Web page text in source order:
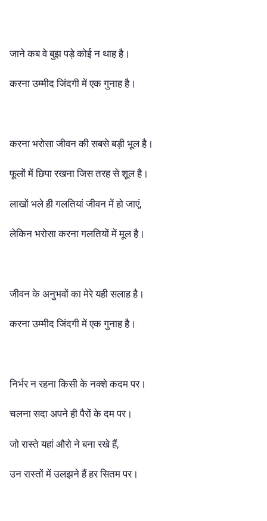
जाने कब वे बुझ पड़े कोई न थाह है।
करना उम्मीद जिंदगी में एक गुनाह है।
करना भरोसा जीवन की सबसे बड़ी भूल है।
फूलों में छिपा रखना जिस तरह से शूल है।
लाखों भले ही गलतियां जीवन में हो जाएं,
लेकिन भरोसा करना गलतियों में मूल है।
जीवन के अनुभवों का मेरे यही सलाह है।
करना उम्मीद जिंदगी में एक गुनाह है।
निर्भर न रहना किसी के नक्शे कदम पर।
चलना सदा अपने ही पैरों के दम पर।
जो रास्ते यहां औरो ने बना रखे हैं,
उन रास्तों में उलझने हैं हर सितम पर।